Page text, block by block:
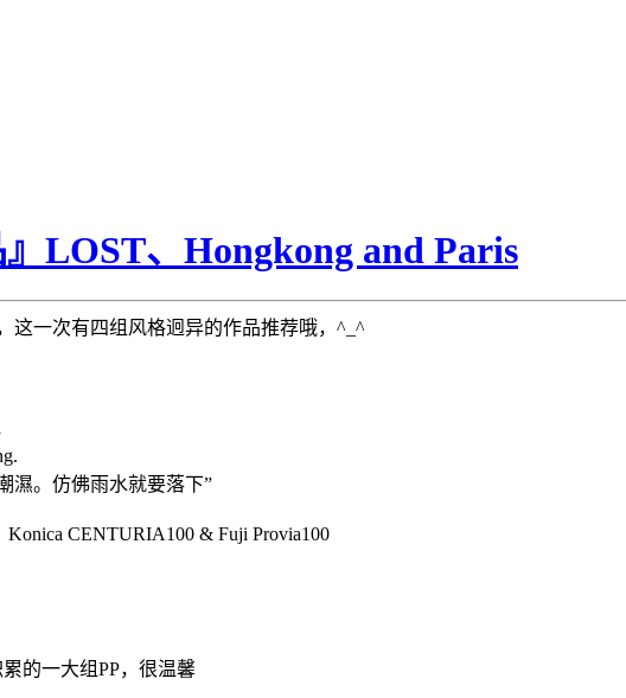
』LOST、Hongkong and Paris
这一次有四组风格迥异的作品推荐哦，^_^
濕。仿佛雨水就要落下”
CENTURIA100 & Fuji Provia100
的一大组PP，很温馨